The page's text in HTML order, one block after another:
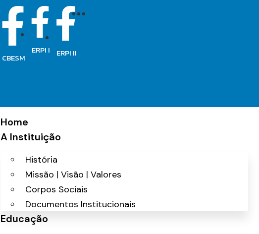
CBESM
ERPI I ERPI II
Home
A Instituição
História
Missão | Visão | Valores
Corpos Sociais
Documentos Institucionais
Educação